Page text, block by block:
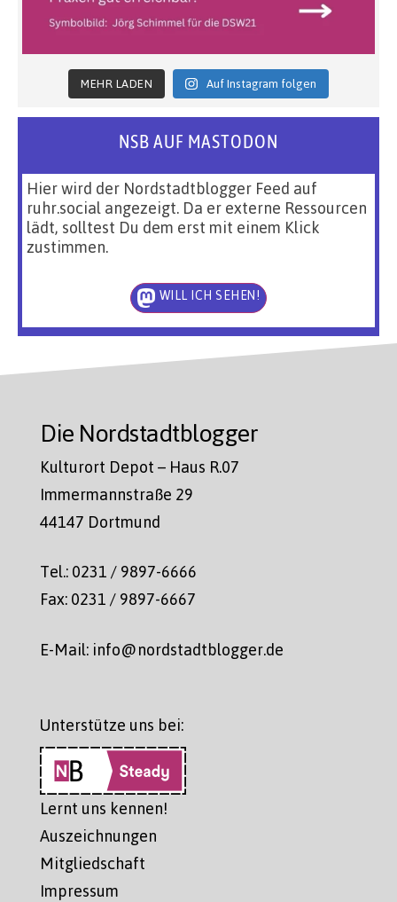
MEHR LADEN Auf Instagram folgen
NSB AUF MASTODON
Hier wird der Nordstadtblogger Feed auf
ruhr.social angezeigt. Da er externe Ressourcen
lädt, solltest Du dem erst mit einem Klick
zustimmen.
WILL ICH SEHEN!
Die Nordstadtblogger
Kulturort Depot – Haus R.07
Immermannstraße 29
44147 Dortmund
Tel.: 0231 / 9897-6666
Fax: 0231 / 9897-6667
E-Mail: info@nordstadtblogger.de
Unterstütze uns bei:
Lernt uns kennen!
Auszeichnungen
Mitgliedschaft
Impressum